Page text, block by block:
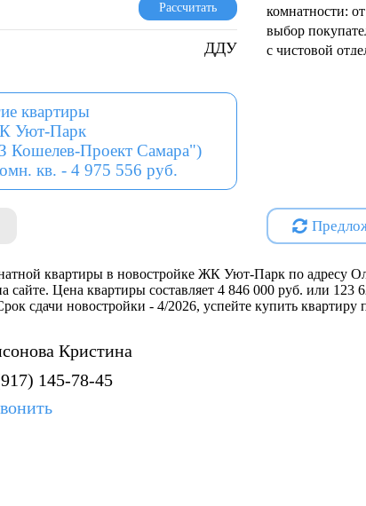
Рассчитать
ДДУ
квартиры
Уют-Парк
Кошелев-Проект Самара")
кв. - 4 975 556 руб.
комнатности:
выбор
с чистовой
лесной зоны
Проектная
Самара"
квартиры в новостройке ЖК Уют-Парк по адресу
сайте. Цена квартиры составляет 4 846 000 руб. или
сдачи новостройки - 4/2026, успейте купить квартиру
Кристина
145-78-45